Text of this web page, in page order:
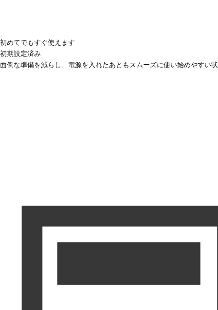
初めてでもすぐ使えます
初期設定済み
面倒な準備を減らし、電源を入れたあともスムーズに使い始めやすい